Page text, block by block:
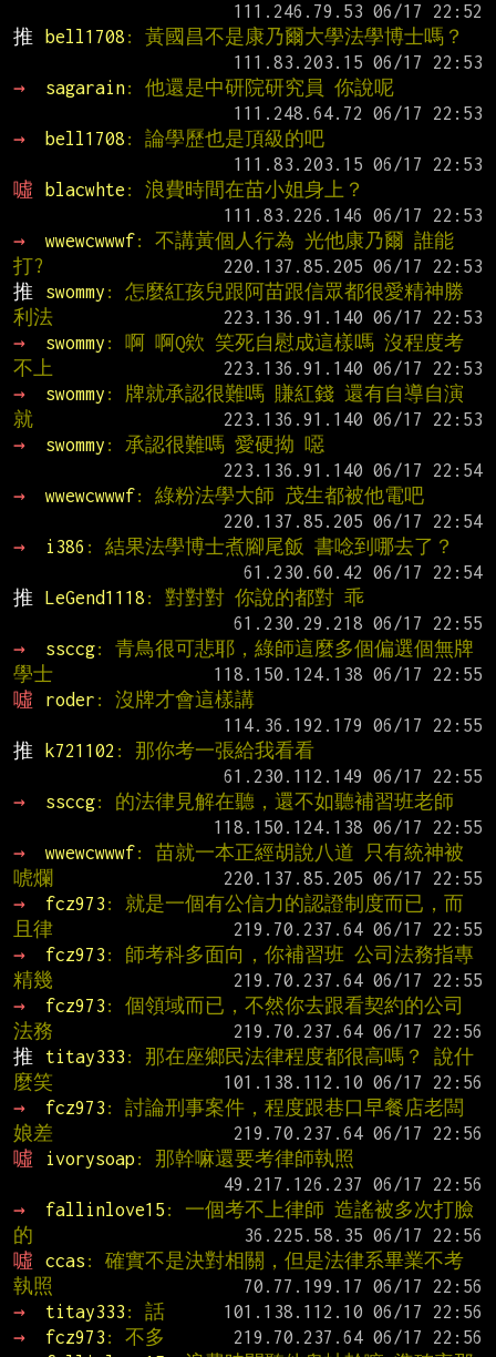
推
bell1708 : 黃國昌不是康乃爾大學法學博士嗎？
→
sagarain: 他還是中研院研究員 你說呢
→
bell1708 : 論學歷也是頂級的吧
噓
blacwhte : 浪費時間在苗小姐身上？
→
wwewcwwwf: 不講黃個人行為 光他康乃爾 誰能
打?
推
swommy : 怎麼紅孩兒跟阿苗跟信眾都很愛精神勝
利法
→
swommy : 啊 啊Q欸 笑死自慰成這樣嗎 沒程度考
不上
→
swommy : 牌就承認很難嗎 賺紅錢 還有自導自演
就
→
swommy : 承認很難嗎 愛硬拗 噁
→
wwewcwwwf: 綠粉法學大師 茂生都被他電吧
→
i386 : 結果法學博士煮腳尾飯 書唸到哪去了？
推
LeGend1118 : 對對對 你說的都對 乖
→
ssccg: 青鳥很可悲耶，綠師這麼多個偏選個無牌
學士
噓
roder : 沒牌才會這樣講
推
k721102 : 那你考一張給我看看
→
ssccg: 的法律見解在聽，還不如聽補習班老師
→
wwewcwwwf: 苗就一本正經胡說八道 只有統神被
唬爛
→
fcz973 : 就是一個有公信力的認證制度而已，而
且律
→
fcz973 : 師考科多面向，你補習班 公司法務指專
精幾
→
fcz973 : 個領域而已，不然你去跟看契約的公司
法務
推
titay333 : 那在座鄉民法律程度都很高嗎？ 說什
麼笑
→
fcz973 : 討論刑事案件，程度跟巷口早餐店老闆
娘差
噓
ivorysoap : 那幹嘛還要考律師執照
→
fallinlove15 : 一個考不上律師 造謠被多次打臉
的
噓
ccas : 確實不是決對相關，但是法律系畢業不考
執照
→
titay333 : 話
→
fcz973 : 不多